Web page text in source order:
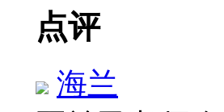
点评
海兰